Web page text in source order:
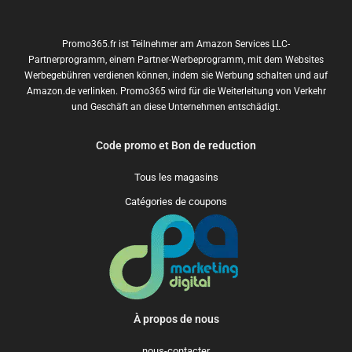
Promo365.fr ist Teilnehmer am Amazon Services LLC-
Partnerprogramm, einem Partner-Werbeprogramm, mit dem Websites
Werbegebühren verdienen können, indem sie Werbung schalten und auf
Amazon.de verlinken. Promo365 wird für die Weiterleitung von Verkehr
und Geschäft an diese Unternehmen entschädigt.
Code promo et Bon de reduction
Tous les magasins
Catégories de coupons
À propos de nous